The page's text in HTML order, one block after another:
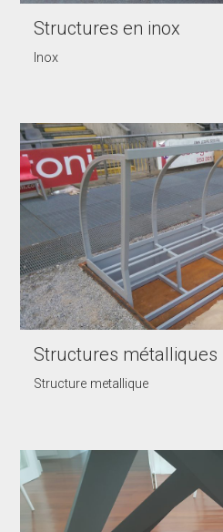
Structures en inox
Inox
Structures métalliques
Structure metallique